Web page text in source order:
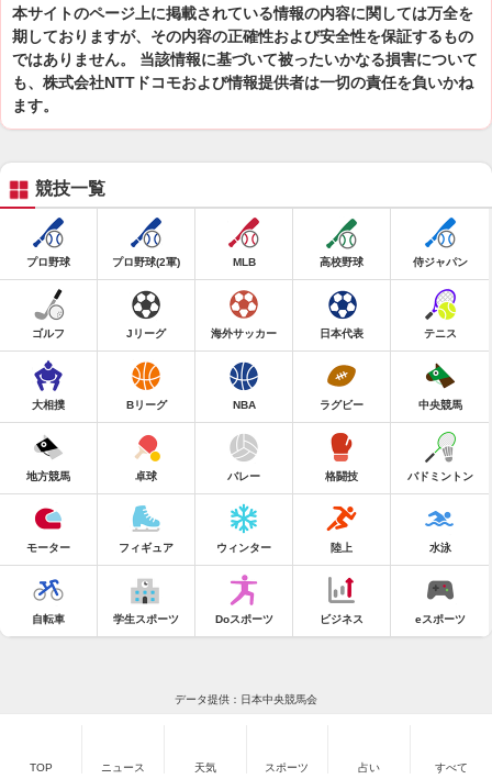
本サイトのページ上に掲載されている情報の内容に関しては万全を
期しておりますが、その内容の正確性および安全性を保証するもの
ではありません。 当該情報に基づいて被ったいかなる損害について
も、株式会社NTTドコモおよび情報提供者は一切の責任を負いかね
ます。
競技一覧
プロ野球 プロ野球(2軍) MLB 高校野球 侍ジャパン
ゴルフ Jリーグ 海外サッカー 日本代表 テニス
大相撲 Bリーグ NBA ラグビー 中央競馬
地方競馬 卓球 バレー 格闘技 バドミントン
モーター フィギュア ウィンター 陸上 水泳
自転車 学生スポーツ Doスポーツ ビジネス eスポーツ
データ提供：日本中央競馬会
TOP ニュース 天気 スポーツ 占い すべて